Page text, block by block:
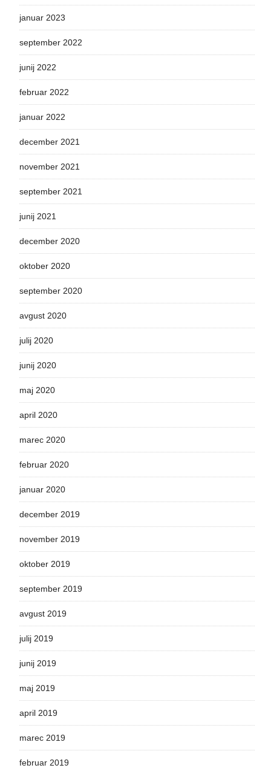
januar 2023
september 2022
junij 2022
februar 2022
januar 2022
december 2021
november 2021
september 2021
junij 2021
december 2020
oktober 2020
september 2020
avgust 2020
julij 2020
junij 2020
maj 2020
april 2020
marec 2020
februar 2020
januar 2020
december 2019
november 2019
oktober 2019
september 2019
avgust 2019
julij 2019
junij 2019
maj 2019
april 2019
marec 2019
februar 2019